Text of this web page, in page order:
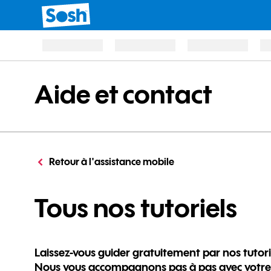
Aide et contact
Retour à l'assistance mobile
Tous nos tutoriels
Laissez-vous guider gratuitement par nos
Nous vous accompagnons pas à pas avec